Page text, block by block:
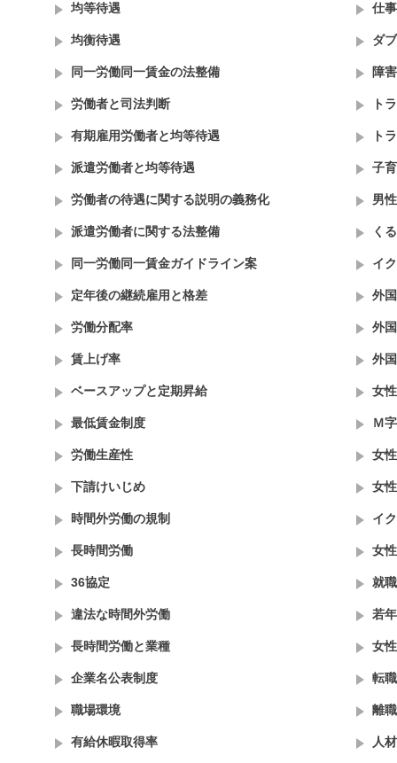
均等待遇
均衡待遇
同一労働同一賃金の法整備
労働者と司法判断
有期雇用労働者と均等待遇
派遣労働者と均等待遇
労働者の待遇に関する説明の義務化
派遣労働者に関する法整備
同一労働同一賃金ガイドライン案
定年後の継続雇用と格差
労働分配率
賃上げ率
ベースアップと定期昇給
最低賃金制度
労働生産性
下請けいじめ
時間外労働の規制
長時間労働
36協定
違法な時間外労働
長時間労働と業種
企業名公表制度
職場環境
有給休暇取得率
仕
ダ
障
ト
ト
子
男
く
イ
外
外
外
女
Ｍ
女
女
イ
女
就
若
女
転
離
人